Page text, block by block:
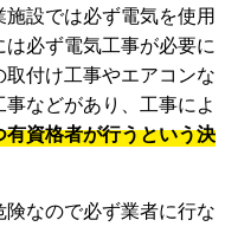
設では必ず電気を使用
必ず電気工事が必要に
付け工事やエアコンな
などがあり、工事によ
資格者が行うという決
なので必ず業者に行な